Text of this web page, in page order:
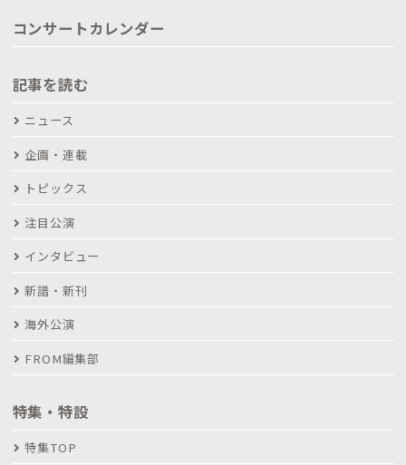
コンサートカレンダー
記事を読む
ニュース
企画・連載
トピックス
注目公演
インタビュー
新譜・新刊
海外公演
FROM編集部
特集・特設
特集TOP